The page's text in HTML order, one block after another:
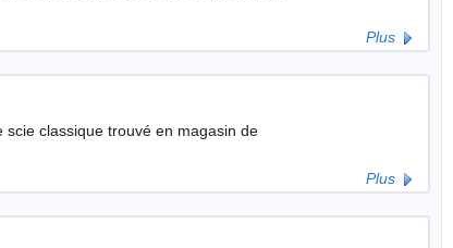
Plus
scie classique trouvé en magasin de
Plus